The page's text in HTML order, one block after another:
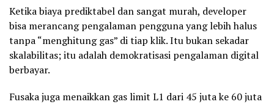
Ketika biaya prediktabel dan sangat murah, developer
bisa merancang pengalaman pengguna yang lebih halus
tanpa “menghitung gas” di tiap klik. Itu bukan sekadar
skalabilitas; itu adalah demokratisasi pengalaman digital
berbayar.
Fusaka juga menaikkan gas limit L1 dari 45 juta ke 60 juta